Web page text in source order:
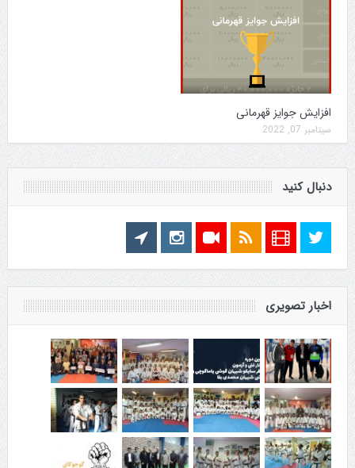
افزایش جوایز قهرمانی
سپتامبر 07, 2022
دنبال کنید
اخبار تصویری